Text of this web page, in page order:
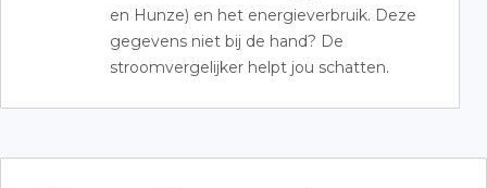
en Hunze) en het energieverbruik. Deze
gegevens niet bij de hand? De
stroomvergelijker helpt jou schatten.